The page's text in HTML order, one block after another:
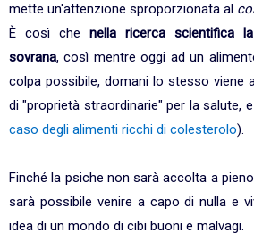
mette un'attenzione sproporzionata al
È così che nella ricerca scientifica
sovrana, così mentre oggi ad un
colpa possibile, domani lo stesso viene
di "proprietà straordinarie" per la salute,
caso degli alimenti ricchi di colesterolo).
Finché la psiche non sarà accolta a
sarà possibile venire a capo di nulla e
idea di un mondo di cibi buoni e malvagi.